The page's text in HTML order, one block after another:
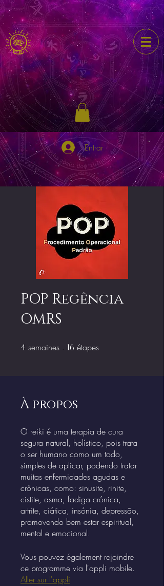
Entrar
POP Regência
OMRS
4 semaines 4 semaines
16 étapes
À propos
O reiki é uma terapia de cura
segura natural, holístico, pois trata
o ser humano como um todo,
simples de aplicar, podendo tratar
muitas enfermidades agudas e
crônicas, como: sinusite, rinite,
cistite, asma, fadiga crónica,
artrite, ciática, insónia, depressão,
promovendo bem estar espiritual,
Vous pouvez également rejoindre
ce programme via l'appli mobile.
Aller sur l'appli